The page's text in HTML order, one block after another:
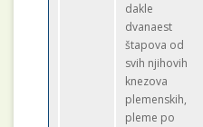
dakle
dvanaest
štapova od
svih njihovih
knezova
plemenskih,
pleme po